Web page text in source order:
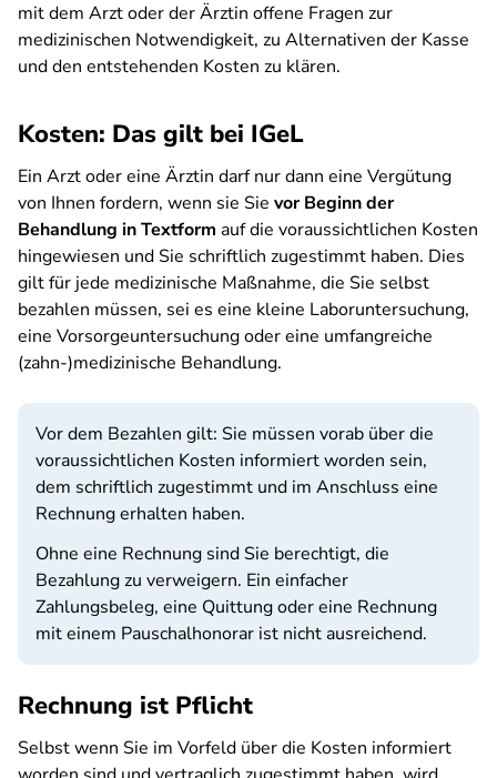
mit dem Arzt oder der Ärztin offene Fragen zur
medizinischen Notwendigkeit, zu Alternativen der Kasse
und den entstehenden Kosten zu klären.
Kosten: Das gilt bei IGeL
Ein Arzt oder eine Ärztin darf nur dann eine Vergütung
von Ihnen fordern, wenn sie Sie vor Beginn der
Behandlung in Textform auf die voraussichtlichen Kosten
hingewiesen und Sie schriftlich zugestimmt haben. Dies
gilt für jede medizinische Maßnahme, die Sie selbst
bezahlen müssen, sei es eine kleine Laboruntersuchung,
eine Vorsorgeuntersuchung oder eine umfangreiche
(zahn-)medizinische Behandlung.
Vor dem Bezahlen gilt: Sie müssen vorab über die
voraussichtlichen Kosten informiert worden sein,
dem schriftlich zugestimmt und im Anschluss eine
Rechnung erhalten haben.
Ohne eine Rechnung sind Sie berechtigt, die
Bezahlung zu verweigern. Ein einfacher
Zahlungsbeleg, eine Quittung oder eine Rechnung
mit einem Pauschalhonorar ist nicht ausreichend.
Rechnung ist Pflicht
Selbst wenn Sie im Vorfeld über die Kosten informiert